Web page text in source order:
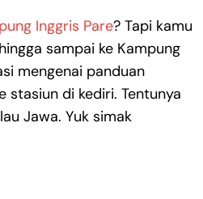
Inggris Pare? Tapi kamu
sampai ke Kampung
mengenai panduan
di kediri. Tentunya
Jawa. Yuk simak